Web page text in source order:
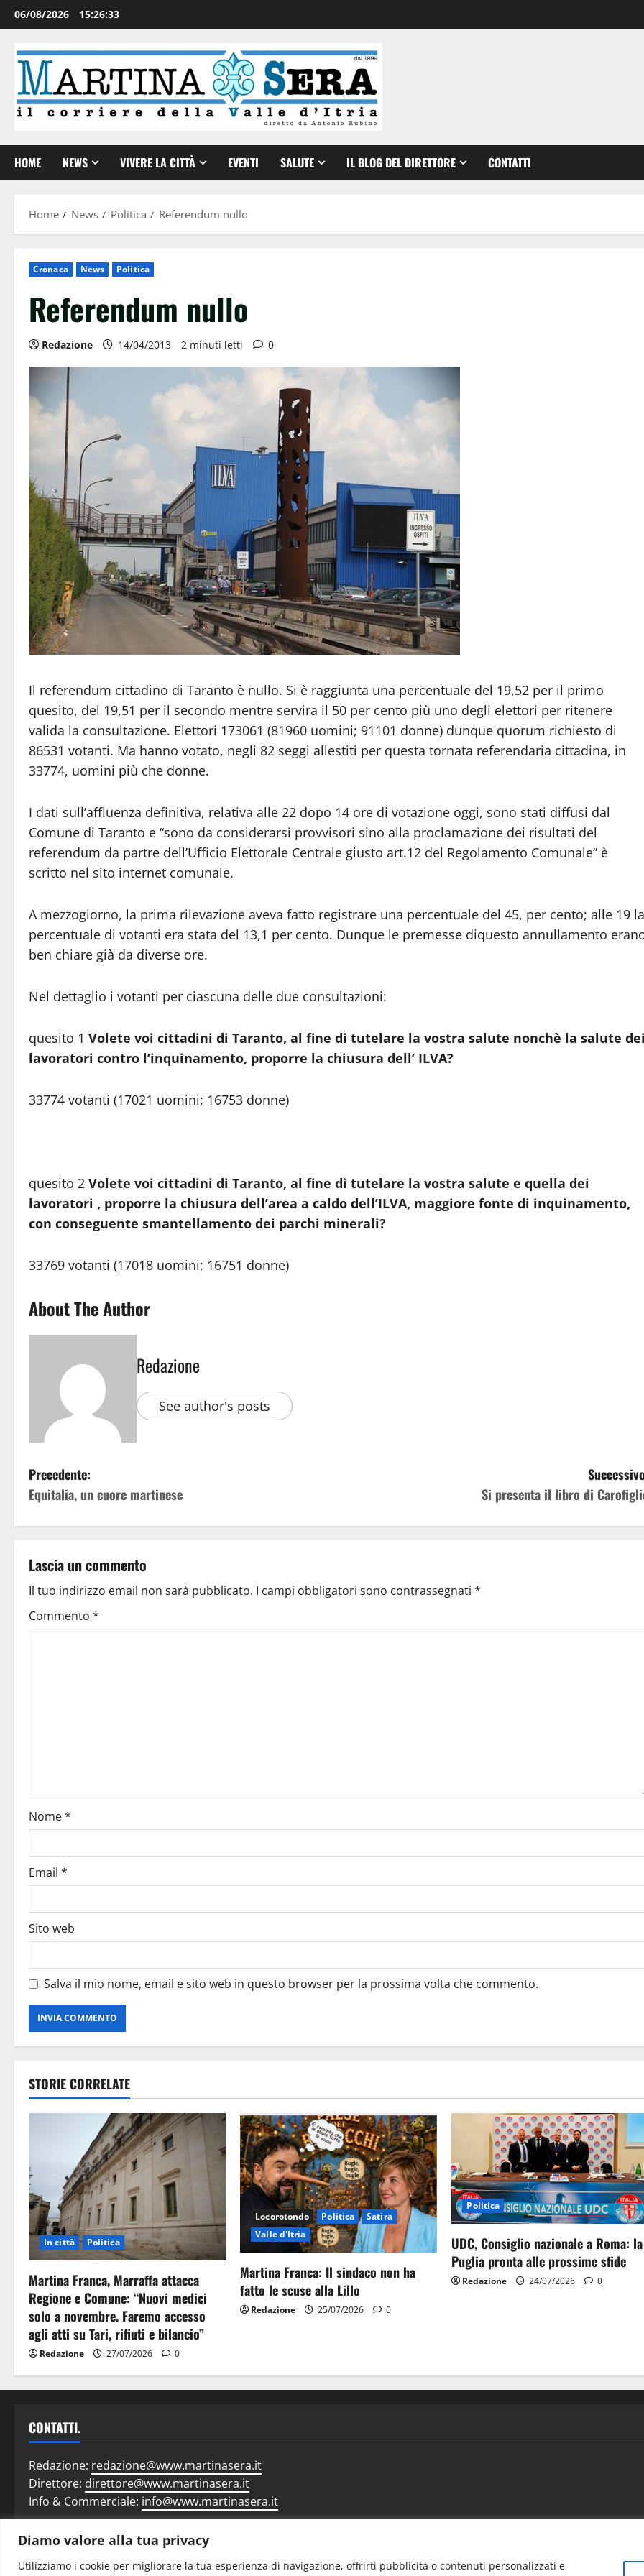
Diamo valore alla tua privacy
Utilizziamo i cookie per migliorare la tua esperienza di navigazione, offrirti pubblicità o contenuti personalizzati e
06/08/2026 15:26:34
HOME NEWS VIVERE LA CITTÀ EVENTI SALUTE IL BLOG DEL DIRETTORE CONTATTI
Home News Politica Referendum nullo
Cronaca News Politica
Referendum nullo
Redazione 14/04/2013 2 minuti letti 0
Il referendum cittadino di Taranto è nullo. Si è raggiunta una percentuale del 19,52 per il primo
quesito, del 19,51 per il secondo mentre servira il 50 per cento più uno degli elettori per ritenere
valida la consultazione. Elettori 173061 (81960 uomini; 91101 donne) dunque quorum richiesto di
86531 votanti. Ma hanno votato, negli 82 seggi allestiti per questa tornata referendaria cittadina, in
33774, uomini più che donne.
I dati sull’affluenza definitiva, relativa alle 22 dopo 14 ore di votazione oggi, sono stati diffusi dal
Comune di Taranto e “sono da considerarsi provvisori sino alla proclamazione dei risultati del
referendum da partre dell’Ufficio Elettorale Centrale giusto art.12 del Regolamento Comunale” è
scritto nel sito internet comunale.
A mezzogiorno, la prima rilevazione aveva fatto registrare una percentuale del 45, per cento; alle 19 la
percentuale di votanti era stata del 13,1 per cento. Dunque le premesse diquesto annullamento
ben chiare già da diverse ore.
Nel dettaglio i votanti per ciascuna delle due consultazioni:
quesito 1 Volete voi cittadini di Taranto, al fine di tutelare la vostra salute nonchè la salute
lavoratori contro l’inquinamento, proporre la chiusura dell’ ILVA?
33774 votanti (17021 uomini; 16753 donne)
quesito 2 Volete voi cittadini di Taranto, al fine di tutelare la vostra salute e quella dei
lavoratori , proporre la chiusura dell’area a caldo dell’ILVA, maggiore fonte di inquinamento,
con conseguente smantellamento dei parchi minerali?
33769 votanti (17018 uomini; 16751 donne)
About The Author
Redazione
See author's posts
Precedente:
Equitalia, un cuore martinese
Si presenta il libro di
Lascia un commento
Il tuo indirizzo email non sarà pubblicato. I campi obbligatori sono contrassegnati *
Commento *
Nome*
Email *
Sito web
Salva il mio nome, email e sito web in questo browser per la prossima volta che commento.
STORIE CORRELATE
In città Politica
Martina Franca, Marraffa attacca
Regione e Comune: “Nuovi medici
solo a novembre. Faremo accesso
agli atti su Tari, rifiuti e bilancio”
Redazione 27/07/2026 0
Locorotondo Politica
Satira
Valle d'Itria
Martina Franca: Il sindaco non ha
fatto le scuse alla Lillo
Redazione 25/07/2026 0
Politica
UDC, Consiglio nazionale a Roma: la
Puglia pronta alle prossime sfide
Redazione 24/07/2026 0
CONTATTI.
Redazione: redazione@www.martinasera.it
Direttore: direttore@www.martinasera.it
Info & Commerciale: info@www.martinasera.it